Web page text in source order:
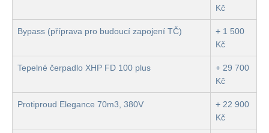
Kč
Bypass (příprava pro budoucí zapojení TČ)
+ 1 500
Kč
Tepelné čerpadlo XHP FD 100 plus
+ 29 700
Kč
Protiproud Elegance 70m3, 380V
+ 22 900
Kč